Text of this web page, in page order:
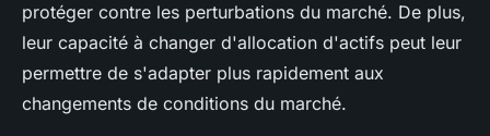
protéger contre les perturbations du marché. De plus,
leur capacité à changer d'allocation d'actifs peut leur
permettre de s'adapter plus rapidement aux
changements de conditions du marché.